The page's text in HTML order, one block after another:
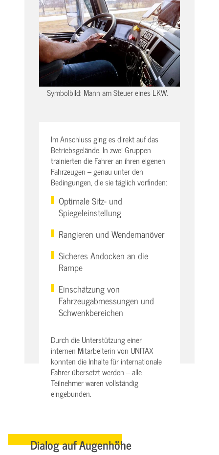
Symbolbild: Mann am Steuer eines LKW.
Im Anschluss ging es direkt auf das
Betriebsgelände. In zwei Gruppen
trainierten die Fahrer an ihren eigenen
Fahrzeugen – genau unter den
Bedingungen, die sie täglich vorfinden:
Optimale Sitz- und
Spiegeleinstellung
Rangieren und Wendemanöver
Sicheres Andocken an die
Rampe
Einschätzung von
Fahrzeugabmessungen und
Schwenkbereichen
Durch die Unterstützung einer
internen Mitarbeiterin von UNITAX
konnten die Inhalte für internationale
Fahrer übersetzt werden – alle
Teilnehmer waren vollständig
eingebunden.
Dialog auf Augenhöhe